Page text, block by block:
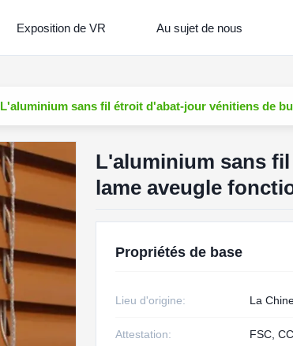
Exposition de VR Au sujet de nous
L'aluminium sans fil étroit d'abat-jour vénitiens de
L'aluminium sans
lame aveugle
Propriétés de base
Lieu d'origine: La
Attestation: FSC,